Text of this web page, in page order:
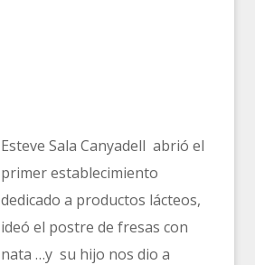
Esteve Sala Canyadell abrió el
primer establecimiento
dedicado a productos lácteos,
ideó el postre de fresas con
nata …y su hijo nos dio a